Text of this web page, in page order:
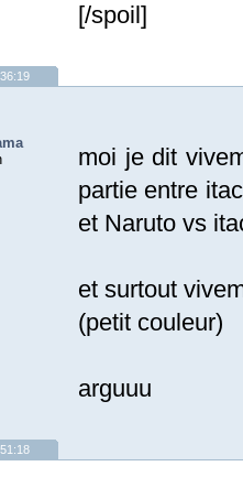
[/spoil]
moi je dit
partie entre
et Naruto vs
et surtout
(petit couleur)
arguuu